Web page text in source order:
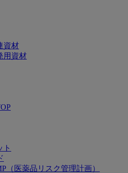
資材
用資材
ト
（医薬品リスク管理計画）